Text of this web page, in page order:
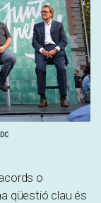
o
qüestió clau és